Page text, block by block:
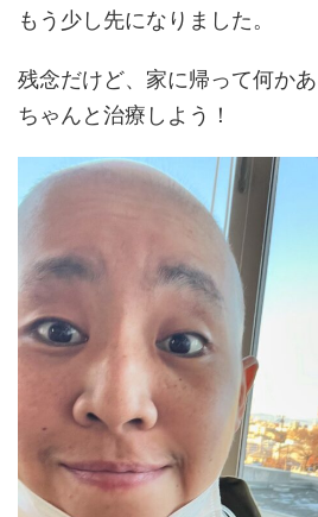
もう少し先になりました。
残念だけど、家に帰って何か
ちゃんと治療しよう！